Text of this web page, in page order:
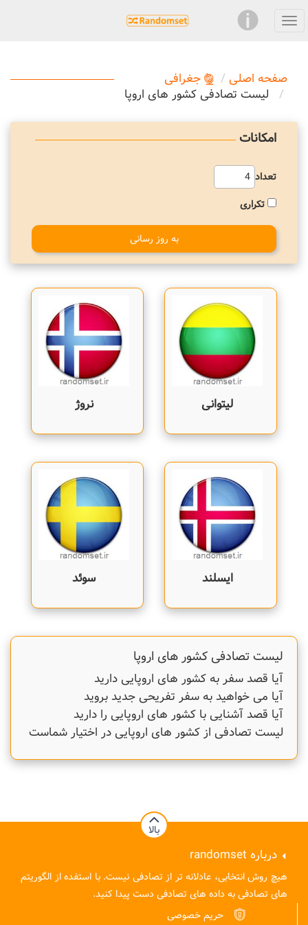
صفحه اصلی
جغرافی
لیست تصادفی کشور های اروپا
امکانات
تعداد
تکراری
به روز رسانی
لیتوانی نروژ
ایسلند سوئد
لیست تصادفی کشور های اروپا
آیا قصد سفر به کشور های اروپایی دارید
آیا می خواهید به سفر تفریحی جدید بروید
آیا قصد آشنایی با کشور های اروپایی را دارید
لیست تصادفی از کشور های اروپایی در اختیار شماست
بالا
درباره randomset
هیچ روش انتخابی، عادلانه تر از تصادفی نیست. با استفده از الگوریتم
های تصادفی به داده های تصادفی دست پیدا کنید.
حریم خصوصی